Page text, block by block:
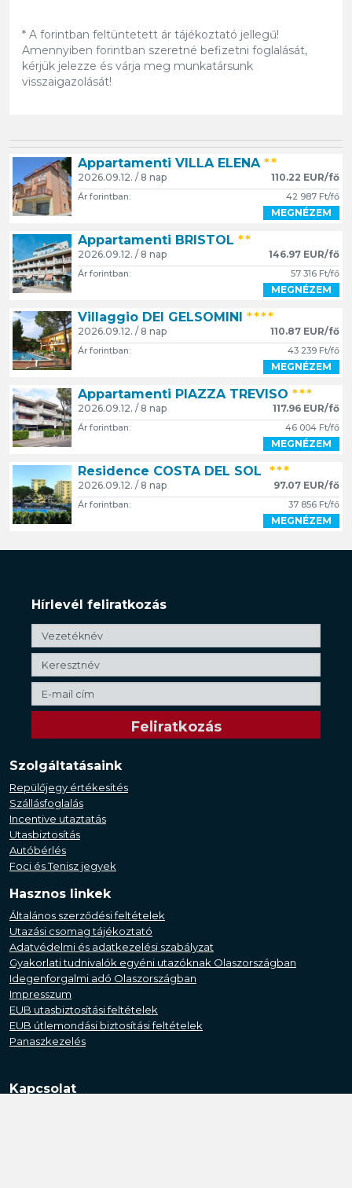
* A forintban feltüntetett ár tájékoztató jellegű!
Amennyiben forintban szeretné befizetni foglalását,
kérjük jelezze és várja meg munkatársunk
visszaigazolását!
Appartamenti VILLA ELENA **
2026.09.12. / 8 nap 110.22 EUR/fő
Ár forintban: 42 987 Ft/fő
MEGNÉZEM
Appartamenti BRISTOL **
2026.09.12. / 8 nap 146.97 EUR/fő
Ár forintban: 57 316 Ft/fő
MEGNÉZEM
Villaggio DEI GELSOMINI ****
2026.09.12. / 8 nap 110.87 EUR/fő
Ár forintban: 43 239 Ft/fő
MEGNÉZEM
Appartamenti PIAZZA TREVISO ***
2026.09.12. / 8 nap 117.96 EUR/fő
Ár forintban: 46 004 Ft/fő
MEGNÉZEM
Residence COSTA DEL SOL ***
2026.09.12. / 8 nap 97.07 EUR/fő
Ár forintban: 37 856 Ft/fő
MEGNÉZEM
Hírlevél feliratkozás
Szolgáltatásaink
Repülőjegy értékesítés
Szállásfoglalás
Incentive utaztatás
Utasbiztosítás
Autóbérlés
Foci és Tenisz jegyek
Hasznos linkek
Általános szerződési feltételek
Utazási csomag tájékoztató
Adatvédelmi és adatkezelési szabályzat
Gyakorlati tudnivalók egyéni utazóknak Olaszországban
Idegenforgalmi adó Olaszországban
Impresszum
EUB utasbiztosítási feltételek
EUB útlemondási biztosítási feltételek
Panaszkezelés
Kapcsolat